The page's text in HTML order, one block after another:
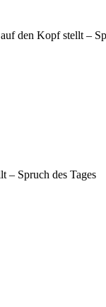
den Kopf stellt –
– Spruch des Tages